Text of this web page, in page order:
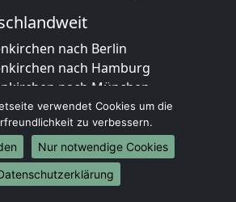
nach Berlin
nach Hamburg
nach München
nach Köln
nach Frankfurt am Main
nach Stuttgart
nach Düsseldorf
nach Leipzig
verwendet Cookies um die
zu verbessern.
Nur notwendige Cookies